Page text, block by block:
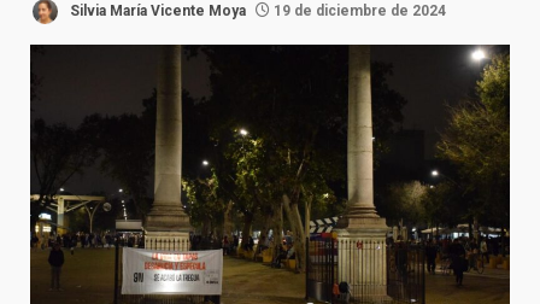
Silvia María Vicente Moya 19 de diciembre de 2024